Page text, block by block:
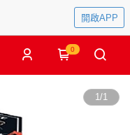
開啟APP
0
1/1